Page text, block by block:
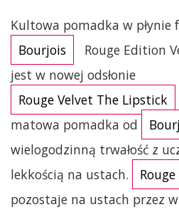
Kultowa pomadka w płynie
Bourjois
Rouge Edition
jest w nowej odsłonie
Rouge Velvet The Lipstick
matowa pomadka od
wielogodzinną trwałość z
lekkością na ustach.
pozostaje na ustach przez